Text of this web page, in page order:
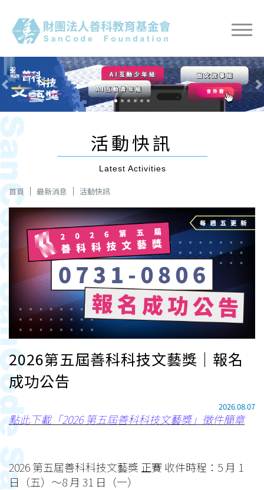
Previous Next
活動快訊
Latest Activities
首頁 最新消息 活動快訊
2026第五屆善科科技文藝獎｜報名
成功公告
2026.08.07
點此下載「2026 第五屆善科科技文藝獎」徵件簡章
2026 第五屆善科科技文藝獎 正賽 收件時程： 5 月 1
日（五）～8 月 31 日（一）